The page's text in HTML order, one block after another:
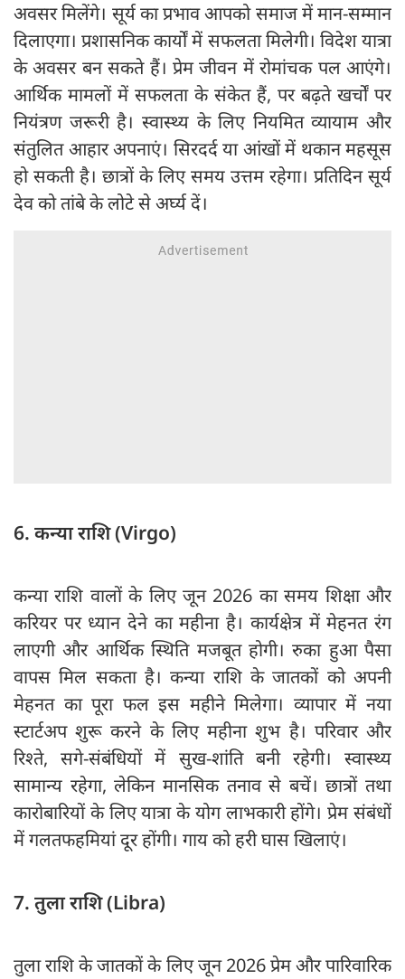
अवसर मिलेंगे। सूर्य का प्रभाव आपको समाज में मान-सम्मान
दिलाएगा। प्रशासनिक कार्यों में सफलता मिलेगी। विदेश यात्रा
के अवसर बन सकते हैं। प्रेम जीवन में रोमांचक पल आएंगे।
आर्थिक मामलों में सफलता के संकेत हैं, पर बढ़ते खर्चों पर
नियंत्रण जरूरी है। स्वास्थ्य के लिए नियमित व्यायाम और
संतुलित आहार अपनाएं। सिरदर्द या आंखों में थकान महसूस
हो सकती है। छात्रों के लिए समय उत्तम रहेगा। प्रतिदिन सूर्य
देव को तांबे के लोटे से अर्घ्य दें।
6. कन्या राशि (Virgo)
कन्या राशि वालों के लिए जून 2026 का समय शिक्षा और
करियर पर ध्यान देने का महीना है। कार्यक्षेत्र में मेहनत रंग
लाएगी और आर्थिक स्थिति मजबूत होगी। रुका हुआ पैसा
वापस मिल सकता है। कन्या राशि के जातकों को अपनी
मेहनत का पूरा फल इस महीने मिलेगा। व्यापार में नया
स्टार्टअप शुरू करने के लिए महीना शुभ है। परिवार और
रिश्ते, सगे-संबंधियों में सुख-शांति बनी रहेगी। स्वास्थ्य
सामान्य रहेगा, लेकिन मानसिक तनाव से बचें। छात्रों तथा
कारोबारियों के लिए यात्रा के योग लाभकारी होंगे। प्रेम संबंधों
में गलतफहमियां दूर होंगी। गाय को हरी घास खिलाएं।
7. तुला राशि (Libra)
तुला राशि के जातकों के लिए जून 2026 प्रेम और पारिवारिक